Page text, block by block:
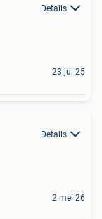
Details
23 jul 25
Details
2 mei 26